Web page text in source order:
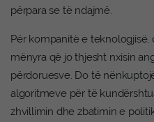
përpara se të ndajmë.
Për kompanitë e
mënyra që jo thjesht nxisin
përdoruesve. Do të
algoritmeve për të
zhvillimin dhe zbatimin e